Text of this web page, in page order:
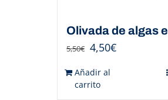
Olivada de algas
5,50€ 4,50€
Añadir al
carrito